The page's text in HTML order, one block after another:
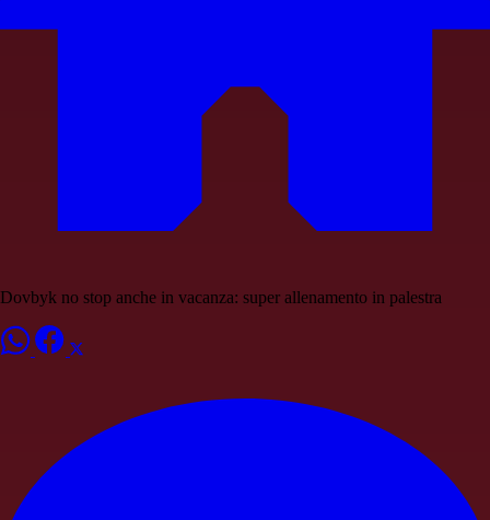
Dovbyk no stop anche in vacanza: super allenamento in palestra